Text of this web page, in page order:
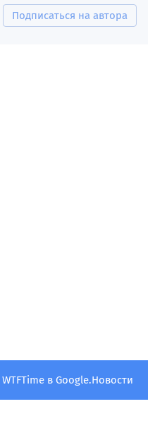
Подписаться на автора
в Google.Новости